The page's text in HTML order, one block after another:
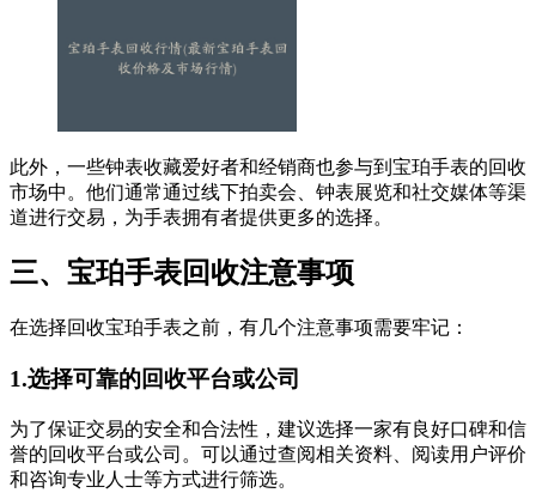
此外，一些钟表收藏爱好者和经销商也参与到宝珀手表的回收
市场中。他们通常通过线下拍卖会、钟表展览和社交媒体等渠
道进行交易，为手表拥有者提供更多的选择。
三、宝珀手表回收注意事项
在选择回收宝珀手表之前，有几个注意事项需要牢记：
1.选择可靠的回收平台或公司
为了保证交易的安全和合法性，建议选择一家有良好口碑和信
誉的回收平台或公司。可以通过查阅相关资料、阅读用户评价
和咨询专业人士等方式进行筛选。